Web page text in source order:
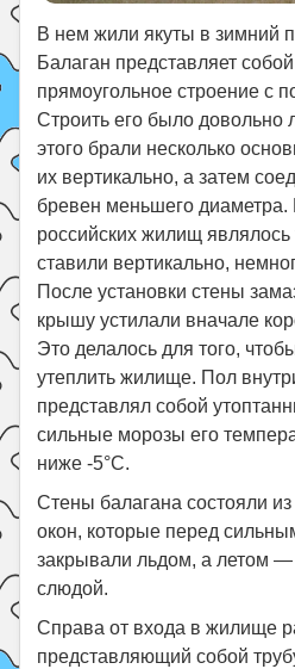
В нем жили якуты в зимний
Балаган представляет
прямоугольное строение с
Строить его было довольно
этого брали несколько
их вертикально, а затем
бревен меньшего
российских жилищ являлось
ставили вертикально,
После установки стены
крышу устилали вначале
Это делалось для того,
утеплить жилище. Пол
представлял собой
сильные морозы его
ниже -5°С.
Стены балагана состояли
окон, которые перед
закрывали льдом, а летом —
слюдой.
Справа от входа в жилище
представляющий собой